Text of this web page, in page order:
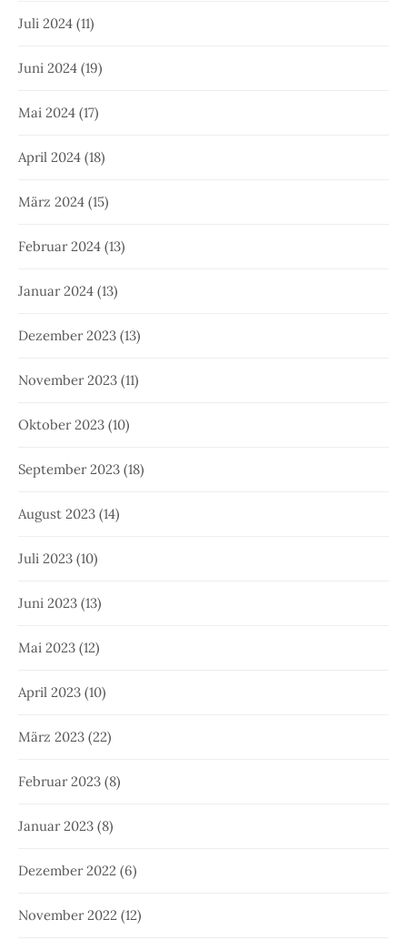
Juli 2024 (11)
Juni 2024 (19)
Mai 2024 (17)
April 2024 (18)
März 2024 (15)
Februar 2024 (13)
Januar 2024 (13)
Dezember 2023 (13)
November 2023 (11)
Oktober 2023 (10)
September 2023 (18)
August 2023 (14)
Juli 2023 (10)
Juni 2023 (13)
Mai 2023 (12)
April 2023 (10)
März 2023 (22)
Februar 2023 (8)
Januar 2023 (8)
Dezember 2022 (6)
November 2022 (12)